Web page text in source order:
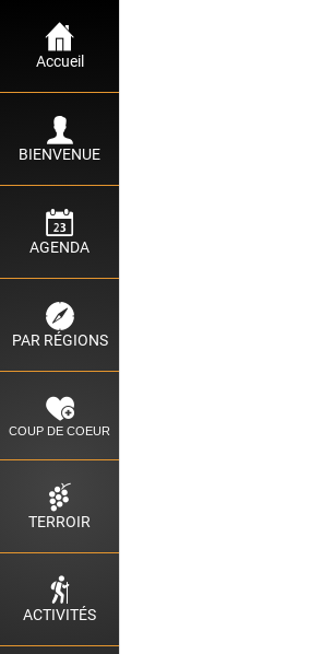
Accueil
BIENVENUE
AGENDA
PAR RÉGIONS
COUP DE COEUR
TERROIR
ACTIVITÉS
TRAVEL CORSICA